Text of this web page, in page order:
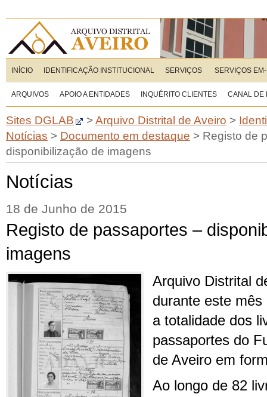
INÍCIO IDENTIFICAÇÃO INSTITUCIONAL SERVIÇOS SERVIÇOS
ARQUIVOS APOIO A ENTIDADES INQUÉRITO CLIENTES CANAL DE
Sites DGLAB >Arquivo Distrital de Aveiro >
Notícias > Documento em destaque > Registo de
disponibilização de imagens
Notícias
18 de Junho de 2015
Registo de passaportes –
imagens
Arquivo Distrital
durante este mês
a totalidade dos
passaportes do
de Aveiro em
Ao longo de 82